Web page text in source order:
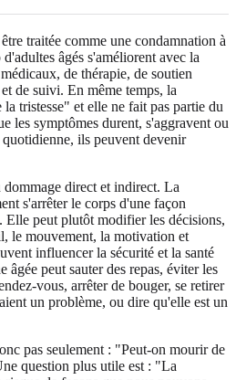
traitée comme une condamnation à
âgés s'améliorent avec la
de thérapie, de soutien
de suivi. En même temps, la
tristesse" et elle ne fait pas partie du
les symptômes durent, s'aggravent ou
ils peuvent devenir
direct et indirect. La
s'arrêter le corps d'une façon
Elle peut plutôt modifier les décisions,
le mouvement, la motivation et
influencer la sécurité et la santé
âgée peut sauter des repas, éviter les
vous, arrêter de bouger, se retirer
un problème, ou dire qu'elle est un
pas seulement : "Peut-on mourir de
question plus utile est : "La